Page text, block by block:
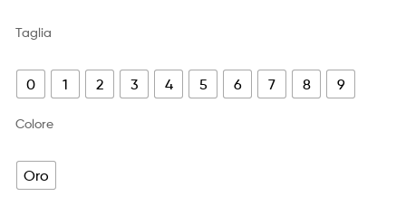
Taglia
0 1 2 3 4 5 6 7 8 9
Colore
Oro